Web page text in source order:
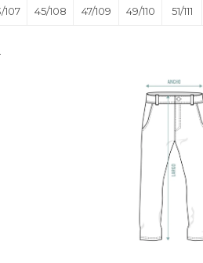
107 45/108 47/109 49/110 51/111